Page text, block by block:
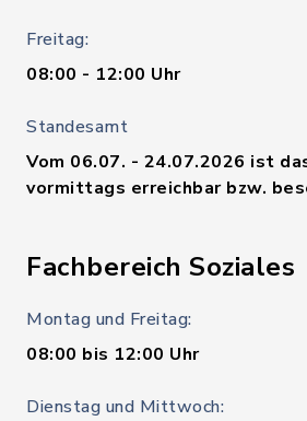
Freitag:
08:00 - 12:00 Uhr
Standesamt
Vom 06.07. - 24.07.2026 ist
vormittags erreichbar bzw.
Fachbereich Soziales
Montag und Freitag:
08:00 bis 12:00 Uhr
Dienstag und Mittwoch: